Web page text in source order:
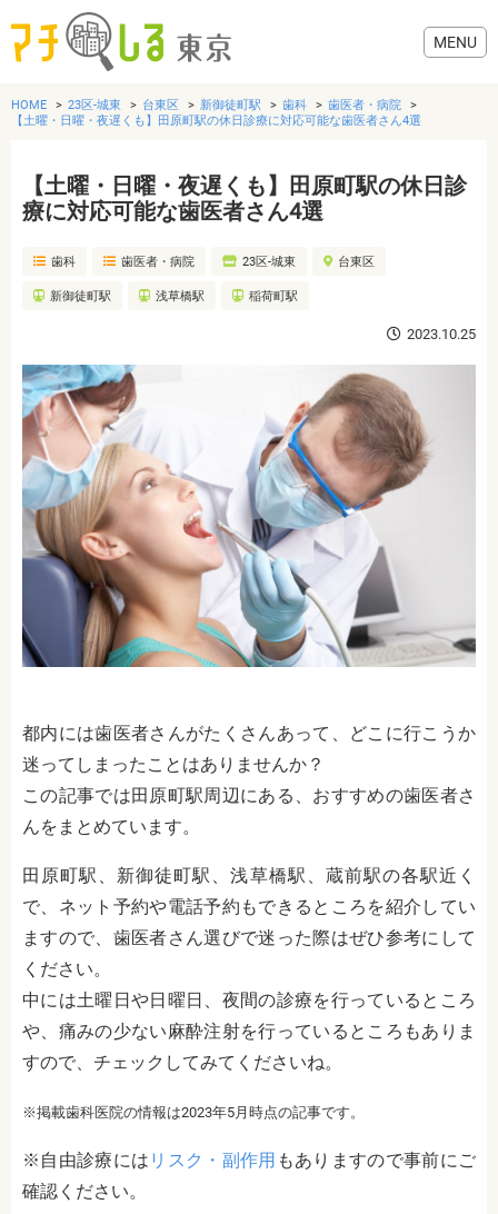
グルメ
美容・健康
おでかけ
生活
HOME 23区-城東 台東区 新御徒町駅 歯科
歯医者・病院
【土曜・日曜・夜遅くも】田原町駅の休日診療に対応可能な歯医者さん4選
【土曜・日曜・夜遅くも】田原町駅の休日診
療に対応可能な歯医者さん4選
歯科 歯医者・病院 23区-城東 台東区
新御徒町駅 浅草橋駅 稲荷町駅
2023.10.25
都内には歯医者さんがたくさんあって、どこに行こうか
迷ってしまったことはありませんか？
この記事では田原町駅周辺にある、おすすめの歯医者さ
んをまとめています。
田原町駅、新御徒町駅、浅草橋駅、蔵前駅の各駅近く
で、ネット予約や電話予約もできるところを紹介してい
ますので、歯医者さん選びで迷った際はぜひ参考にして
ください。
中には土曜日や日曜日、夜間の診療を行っているところ
や、痛みの少ない麻酔注射を行っているところもありま
すので、チェックしてみてくださいね。
※掲載歯科医院の情報は2023年5月時点の記事です。
※自由診療には リスク・副作用 もありますので事前にご
確認ください。